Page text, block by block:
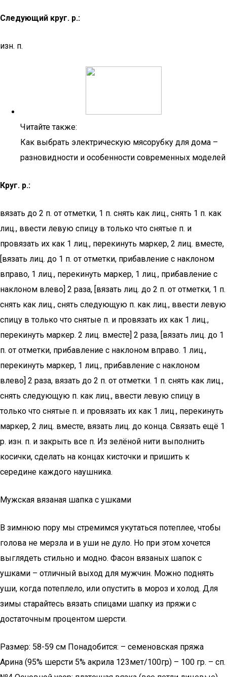
Следующий круг. р.:
изн. п.
Читайте также:
Как выбрать электрическую мясорубку для дома –
разновидности и особенности современных моделей
Круг. р.:
вязать до 2 п. от отметки, 1 п. снять как лиц., снять 1 п. как
лиц., ввести левую спицу в только что снятые п. и
провязать их как 1 лиц., перекинуть маркер, 2 лиц. вместе,
[вязать лиц. до 1 п. от отметки, прибавление с наклоном
вправо, 1 лиц., перекинуть маркер, 1 лиц., прибавление с
наклоном влево] 2 раза, [вязать лиц. до 2 п. от отметки, 1 п.
снять как лиц., снять следующую п. как лиц., ввести левую
спицу в только что снятые п. и провязать их как 1 лиц.,
перекинуть маркер. 2 лиц. вместе] 2 раза, [вязать лиц. до 1
п. от отметки, прибавление с наклоном вправо. 1 лиц.,
перекинуть маркер, 1 лиц., прибавление с наклоном
влево] 2 раза, вязать до 2 п. от отметки. 1 п. снять как лиц.,
снять следующую п. как лиц., ввести левую спицу в
только что снятые п. и провязать их как 1 лиц., перекинуть
маркер, 2 лиц. вместе, вязать лиц. до конца. Связать ещё 1
р. изн. п. и закрыть все п. Из зелёной нити выполнить
косички, сделать на концах кисточки и пришить к
середине каждого наушника.
Мужская вязаная шапка с ушками
В зимнюю пору мы стремимся укутаться потеплее, чтобы
голова не мерзла и в уши не дуло. Но при этом хочется
выглядеть стильно и модно. Фасон вязаных шапок с
ушками – отличный выход для мужчин. Можно поднять
уши, когда потеплело, или опустить в мороз и холод. Для
зимы старайтесь вязать спицами шапку из пряжи с
достаточным процентом шерсти.
Размер: 58-59 см Понадобится: – семеновская пряжа
Арина (95% шерсти 5% акрила 123мет/100гр) – 100 гр. – сп.